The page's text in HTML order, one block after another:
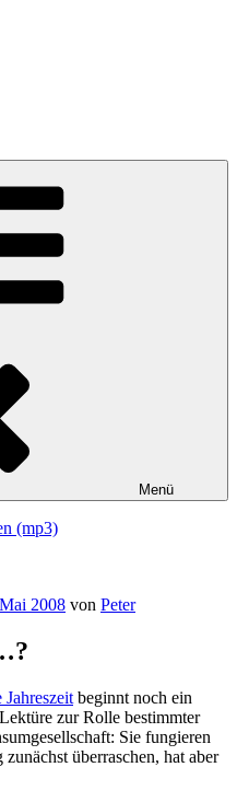
Menü
(mp3)
2008 von Peter
Jahreszeit beginnt noch ein
zur Rolle bestimmter
Sie fungieren
überraschen, hat aber